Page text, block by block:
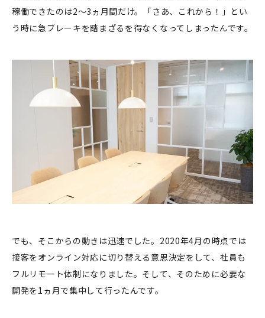
稼働できたのは2〜3ヵ月間だけ。「さあ、これから！」とい
う時に急ブレーキを踏まざるを得なくなってしまったんです。
でも、そこからの動きは迅速でした。2020年4月の時点では
接客をオンライン対応に切り替える意思決定をして、社員も
フルリモート体制になりました。そして、そのために必要な
開発を1ヵ月で集中して行ったんです。